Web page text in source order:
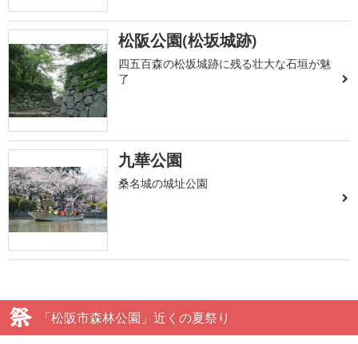
松阪公園(松坂城跡)
四五百森の松坂城跡に残る壮大な石垣が魅
了
九華公園
桑名城の城址公園
「松阪市森林公園」近くの夏祭り